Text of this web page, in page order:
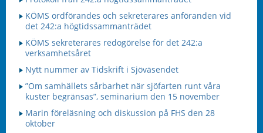
KÖMS ordförandes och sekreterares anföranden vid
det 242:a högtidssammanträdet
KÖMS sekreterares redogörelse för det 242:a
verksamhetsåret
Nytt nummer av Tidskrift i Sjöväsendet
”Om samhällets sårbarhet när sjöfarten runt våra
kuster begränsas”, seminarium den 15 november
Marin föreläsning och diskussion på FHS den 28
oktober